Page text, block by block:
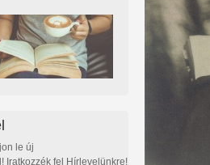
le új
Iratkozzék fel Hírlevelünkre!